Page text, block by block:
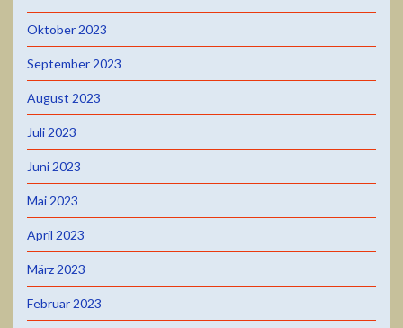
Oktober 2023
September 2023
August 2023
Juli 2023
Juni 2023
Mai 2023
April 2023
März 2023
Februar 2023